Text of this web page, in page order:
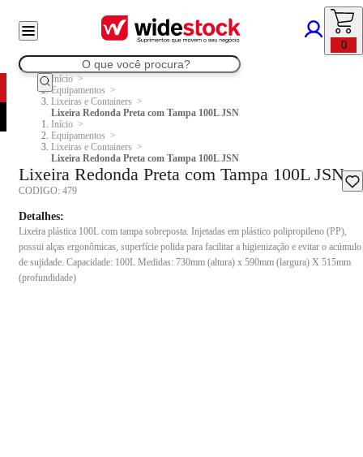
0
Início
Equipamentos
Lixeiras e Containers
Lixeira Redonda Preta com Tampa 100L JSN
Início
Equipamentos
Lixeiras e Containers
Lixeira Redonda Preta com Tampa 100L JSN
Lixeira Redonda Preta com Tampa 100L JSN
CODIGO: 479
Detalhes:
Lixeira plástica 100L com tampa sobreposta. Injetadas em plástico polipropileno (PP),
possui alças ergonômicas, superfície polida para facilitar a higienização e evitar o acúmulo
de sujidade. Capacidade: 100L Medidas: 730mm (altura) x 590mm (largura) X 515mm
(profundidade)